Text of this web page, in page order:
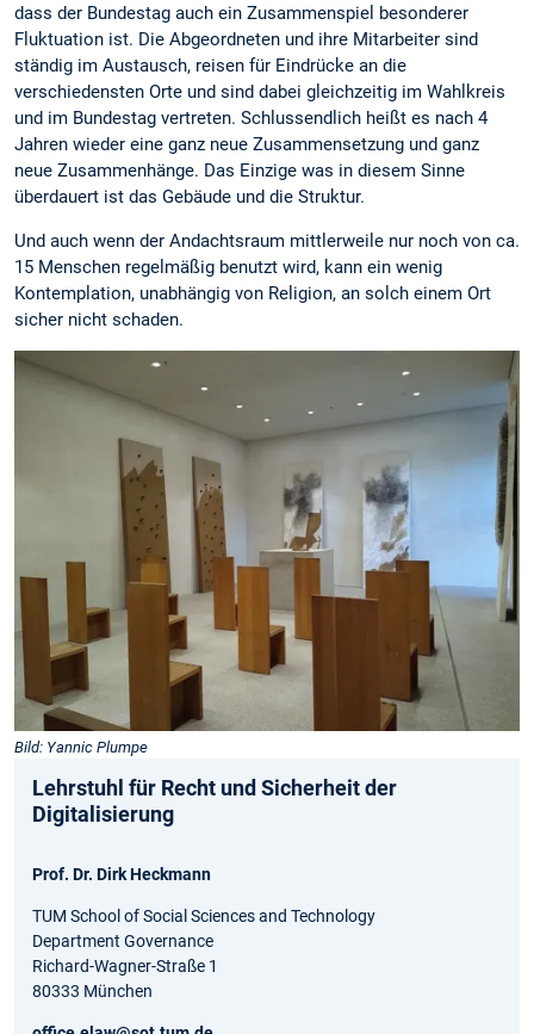
dass der Bundestag auch ein Zusammenspiel besonderer
Fluktuation ist. Die Abgeordneten und ihre Mitarbeiter sind
ständig im Austausch, reisen für Eindrücke an die
verschiedensten Orte und sind dabei gleichzeitig im Wahlkreis
und im Bundestag vertreten. Schlussendlich heißt es nach 4
Jahren wieder eine ganz neue Zusammensetzung und ganz
neue Zusammenhänge. Das Einzige was in diesem Sinne
überdauert ist das Gebäude und die Struktur.
Und auch wenn der Andachtsraum mittlerweile nur noch von ca.
15 Menschen regelmäßig benutzt wird, kann ein wenig
Kontemplation, unabhängig von Religion, an solch einem Ort
sicher nicht schaden.
Bild: Yannic Plumpe
Lehrstuhl für Recht und Sicherheit der
Digitalisierung
Prof. Dr. Dirk Heckmann
TUM School of Social Sciences and Technology
Department Governance
Richard-Wagner-Straße 1
80333 München